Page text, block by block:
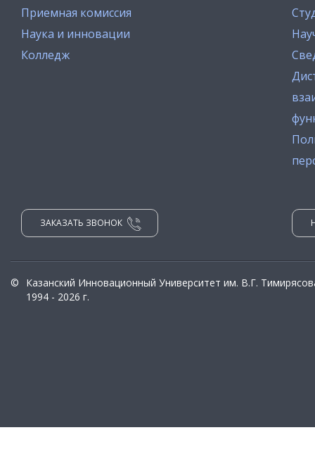
Приемная комиссия
Наука и инновации
Колледж
ЗАКАЗАТЬ ЗВОНОК
©
Казанский Инновационный Университет им. В.Г.
1994 - 2026 г.